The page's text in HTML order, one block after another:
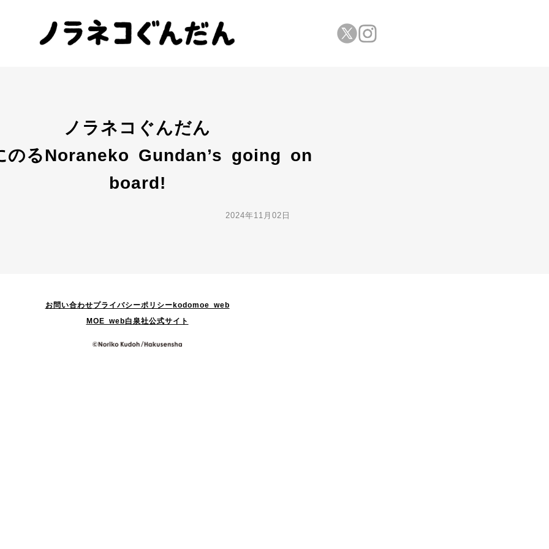
ノラネコぐんだん
のるNoraneko Gundan’s going on
board!
2024年11月02日
お問い合わせプライバシーポリシー kodomoe web
MOE web白泉社公式サイト